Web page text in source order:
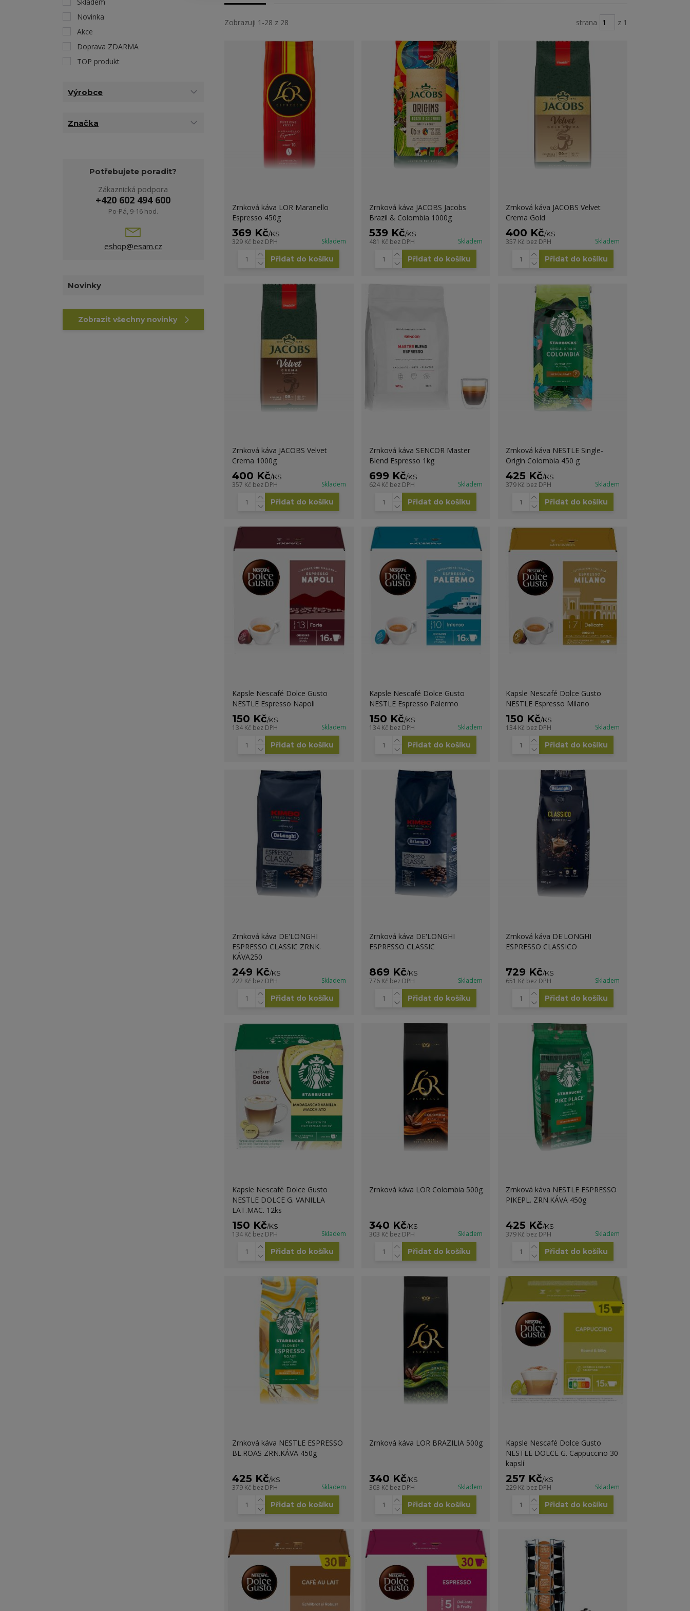
Zobrazuji 1-28 z 28 strana z 1
Zrnková káva LOR Maranello
Espresso 450g
369 Kč/KS
329 Kč bez DPH Skladem
Přidat do košíku
Zrnková káva JACOBS Jacobs
Brazil & Colombia 1000g
539 Kč/KS
481 Kč bez DPH Skladem
Přidat do košíku
Zrnková káva JACOBS Velvet
Crema Gold
400 Kč/KS
357 Kč bez DPH Skladem
Přidat do košíku
Zrnková káva JACOBS Velvet
Crema 1000g
400 Kč/KS
357 Kč bez DPH Skladem
Přidat do košíku
Zrnková káva SENCOR Master
Blend Espresso 1kg
699 Kč/KS
624 Kč bez DPH Skladem
Přidat do košíku
Zrnková káva NESTLE Single-
Origin Colombia 450 g
425 Kč/KS
379 Kč bez DPH Skladem
Přidat do košíku
Kapsle Nescafé Dolce Gusto
NESTLE Espresso Napoli
150 Kč/KS
134 Kč bez DPH Skladem
Přidat do košíku
Kapsle Nescafé Dolce Gusto
NESTLE Espresso Palermo
150 Kč/KS
134 Kč bez DPH Skladem
Přidat do košíku
Kapsle Nescafé Dolce Gusto
NESTLE Espresso Milano
150 Kč/KS
134 Kč bez DPH Skladem
Přidat do košíku
Zrnková káva DE'LONGHI
ESPRESSO CLASSIC ZRNK.
KÁVA250
249 Kč/KS
222 Kč bez DPH Skladem
Přidat do košíku
Zrnková káva DE'LONGHI
ESPRESSO CLASSIC
869 Kč/KS
776 Kč bez DPH Skladem
Přidat do košíku
Zrnková káva DE'LONGHI
ESPRESSO CLASSICO
729 Kč/KS
651 Kč bez DPH Skladem
Přidat do košíku
Kapsle Nescafé Dolce Gusto
NESTLE DOLCE G. VANILLA
LAT.MAC. 12ks
150 Kč/KS
134 Kč bez DPH Skladem
Přidat do košíku
Zrnková káva LOR Colombia 500g
340 Kč/KS
303 Kč bez DPH Skladem
Přidat do košíku
Zrnková káva NESTLE ESPRESSO
PIKEPL. ZRN.KÁVA 450g
425 Kč/KS
379 Kč bez DPH Skladem
Přidat do košíku
Zrnková káva NESTLE ESPRESSO
BL.ROAS ZRN.KÁVA 450g
425 Kč/KS
379 Kč bez DPH Skladem
Přidat do košíku
Zrnková káva LOR BRAZILIA 500g
340 Kč/KS
303 Kč bez DPH Skladem
Přidat do košíku
Kapsle Nescafé Dolce Gusto
NESTLE DOLCE G. Cappuccino 30
kapslí
257 Kč/KS
229 Kč bez DPH Skladem
Přidat do košíku
Novinka
Akce
Doprava ZDARMA
TOP produkt
Výrobce
Značka
Potřebujete poradit?
Zákaznická podpora
+420 602 494 600
Po-Pá, 9-16 hod.
eshop@esam.cz
Novinky
Zobrazit všechny novinky